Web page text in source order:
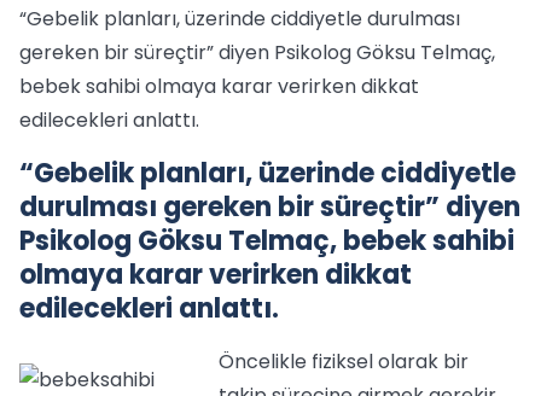
“Gebelik planları, üzerinde ciddiyetle durulması
gereken bir süreçtir” diyen Psikolog Göksu Telmaç,
bebek sahibi olmaya karar verirken dikkat
edilecekleri anlattı.
“Gebelik planları, üzerinde ciddiyetle
durulması gereken bir süreçtir” diyen
Psikolog Göksu Telmaç, bebek sahibi
olmaya karar verirken dikkat
edilecekleri anlattı.
Öncelikle fiziksel olarak bir